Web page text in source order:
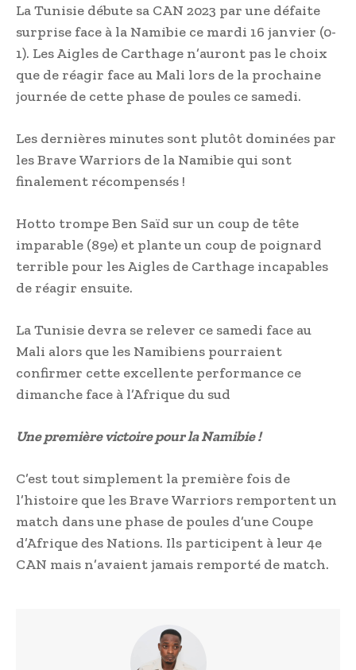
La Tunisie débute sa CAN 2023 par une défaite
surprise face à la Namibie ce mardi 16 janvier (0-
1). Les Aigles de Carthage n’auront pas le choix
que de réagir face au Mali lors de la prochaine
journée de cette phase de poules ce samedi.
Les dernières minutes sont plutôt dominées par
les Brave Warriors de la Namibie qui sont
finalement récompensés !
Hotto trompe Ben Saïd sur un coup de tête
imparable (89e) et plante un coup de poignard
terrible pour les Aigles de Carthage incapables
de réagir ensuite.
La Tunisie devra se relever ce samedi face au
Mali alors que les Namibiens pourraient
confirmer cette excellente performance ce
dimanche face à l’Afrique du sud
Une première victoire pour la Namibie !
C’est tout simplement la première fois de
l’histoire que les Brave Warriors remportent un
match dans une phase de poules d’une Coupe
d’Afrique des Nations. Ils participent à leur 4e
CAN mais n’avaient jamais remporté de match.